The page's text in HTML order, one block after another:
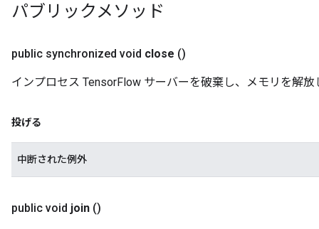
パブリックメソッド
public synchronized void close ()
インプロセス TensorFlow サーバーを破棄し、メモリを解放
投げる
中断された例外
public void join ()